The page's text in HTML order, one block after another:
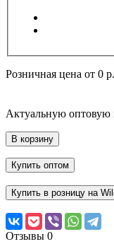
Розничная цена от 0 р.
Актуальную оптовую
В корзину
Купить оптом
Купить в розницу на
Отзывы 0